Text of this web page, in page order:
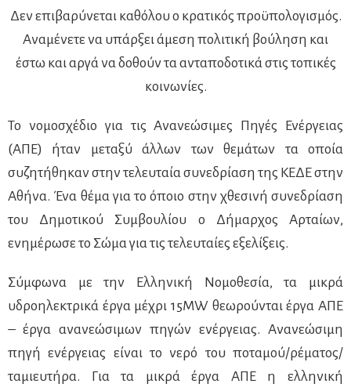
Δεν επιβαρύνεται καθόλου ο κρατικός προϋπολογισμός.
Αναμένετε να υπάρξει άμεση πολιτική βούληση και
έστω και αργά να δοθούν τα ανταποδοτικά στις τοπικές
κοινωνίες.
Το νομοσχέδιο για τις Ανανεώσιμες Πηγές Ενέργειας
(ΑΠΕ) ήταν μεταξύ άλλων των θεμάτων τα οποία
συζητήθηκαν στην τελευταία συνεδρίαση της ΚΕΔΕ στην
Αθήνα. Ένα θέμα για το όποιο στην χθεσινή συνεδρίαση
του Δημοτικού Συμβουλίου ο Δήμαρχος Αρταίων,
ενημέρωσε το Σώμα για τις τελευταίες εξελίξεις.
Σύμφωνα με την Ελληνική Νομοθεσία, τα μικρά
υδροηλεκτρικά έργα μέχρι 15ΜW θεωρούνται έργα ΑΠΕ
– έργα ανανεώσιμων πηγών ενέργειας. Ανανεώσιμη
πηγή ενέργειας είναι το νερό του ποταμού/ρέματος/
ταμιευτήρα. Για τα μικρά έργα ΑΠΕ η ελληνική